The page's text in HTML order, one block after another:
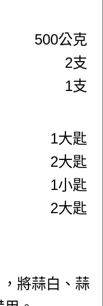
500公克
2支
1支
1大匙
2大匙
1小匙
2大匙
將蒜白、蒜